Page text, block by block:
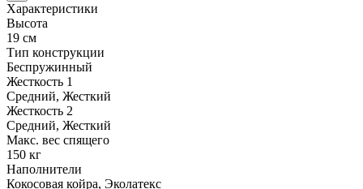
Характеристики
Высота
19 см
Тип конструкции
Беспружинный
Жесткость 1
Средний, Жесткий
Жесткость 2
Средний, Жесткий
Макс. вес спящего
150 кг
Наполнители
Кокосовая койра, Эколатекс